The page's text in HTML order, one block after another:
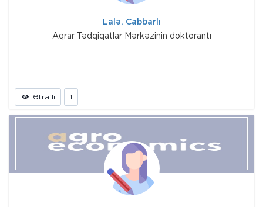
Lalə. Cabbarlı
Aqrar Tədqiqatlar Mərkəzinin doktorantı
Ətraflı 1